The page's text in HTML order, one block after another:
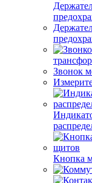
Звонок
Кнопка